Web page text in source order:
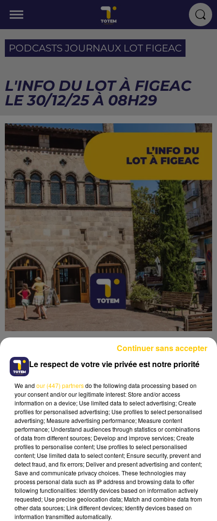
PODCASTS JOURNAUX LOT FIGEAC
L'INFO DU LOT À FIGEAC
LE 30/12/25 À 08H29
Lecture (4 min 21 sec)
30 décembre 2025 - 4 min 21 sec
L'INFO DU LOT À FIGEAC LE 30/12/25 À
08H29
L'info du Lot à Figeac
Le respect de votre vie privée est notre priorité
We and our (447) partnersdo the following data processing based on
your consent and/or our legitimate interest: Store and/or access
information on a device; Use limited data to select advertising; Create
profiles for personalised advertising; Use profiles to select personalised
advertising; Measure advertising performance; Measure content
performance; Understand audiences through statistics or combinations
of data from different sources; Develop and improve services; Create
profiles to personalise content; Use profiles to select personalised
content; Use limited data to select content; Ensure security, prevent and
detect fraud, and fix errors; Deliver and present advertising and content;
Save and communicate privacy choices. These technologies may
process personal data such as IP address and browsing data to offer
following functionalities: Identify devices based on information actively
requested; Use precise geolocation data; Match and combine data from
other data sources; Link different devices; Identify devices based on
information transmitted automatically.
Continuer sans accepter